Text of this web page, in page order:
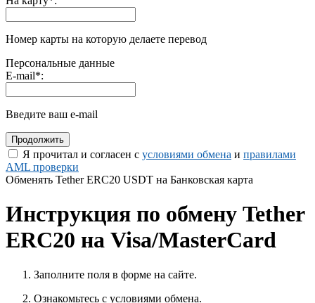
Номер карты на которую делаете перевод
Персональные данные
E-mail*:
Введите ваш e-mail
Я прочитал и согласен с условиями обмена и правилами
AML проверки
Обменять Tether ERC20 USDT на Банковская карта
Инструкция по обмену Tether
ERC20 на Visa/MasterCard
Заполните поля в форме на сайте.
Ознакомьтесь с условиями обмена.